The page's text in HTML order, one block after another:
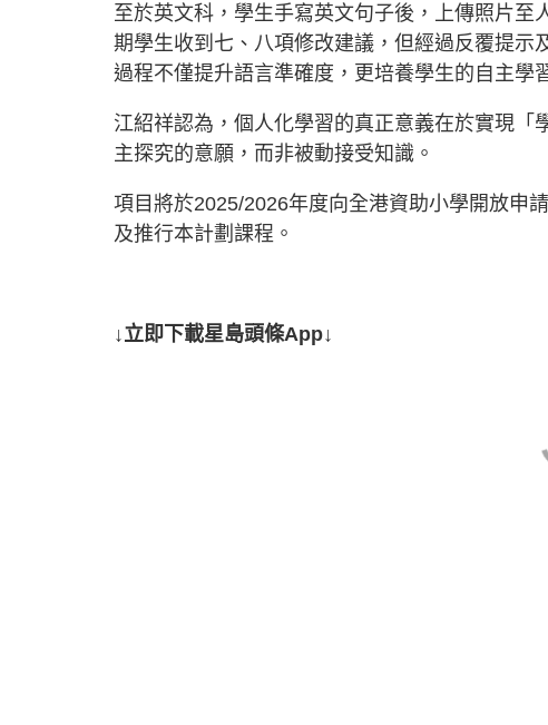
至於英文科，學生手寫英文句子後，上傳照片
期學生收到七、八項修改建議，但經過反覆提示
過程不僅提升語言準確度，更培養學生的自主學
江紹祥認為，個人化學習的真正意義在於實現
主探究的意願，而非被動接受知識。
項目將於2025/2026年度向全港資助小學開放申
及推行本計劃課程。
↓立即下載星島頭條App↓